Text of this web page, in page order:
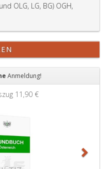
OLG, LG, BG) OGH,
Anmeldung!
11,90 €